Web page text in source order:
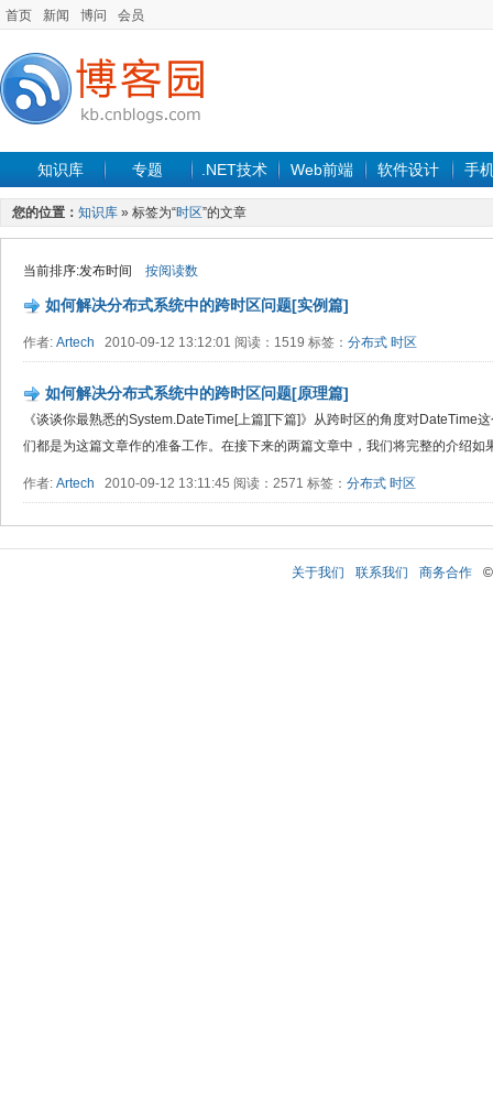
首页 新闻 博问 会员
知识库 专题 .NET技术 Web前端 软件设计 手
您的位置： 知识库 » 标签为“时区”的文章
当前排序:发布时间 按阅读数
如何解决分布式系统中的跨时区问题[实例篇]
作者: Artech 2010-09-12 13:12:01 阅读：1519 标签： 分布式 时区
如何解决分布式系统中的跨时区问题[原理篇]
《谈谈你最熟悉的System.DateTime[上篇][下篇]》从跨时区的角度对DateTime
们都是为这篇文章作的准备工作。在接下来的两篇文章中，我们将完整的介绍
作者: Artech 2010-09-12 13:11:45 阅读：2571 标签： 分布式 时区
关于我们 联系我们 商务合作